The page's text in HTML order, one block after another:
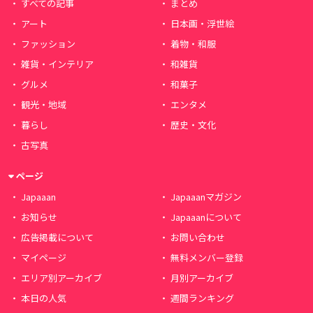
すべての記事
まとめ
アート
日本画・浮世絵
ファッション
着物・和服
雑貨・インテリア
和雑貨
グルメ
和菓子
観光・地域
エンタメ
暮らし
歴史・文化
古写真
ページ
Japaaan
Japaaanマガジン
お知らせ
Japaaanについて
広告掲載について
お問い合わせ
マイページ
無料メンバー登録
エリア別アーカイブ
月別アーカイブ
本日の人気
週間ランキング